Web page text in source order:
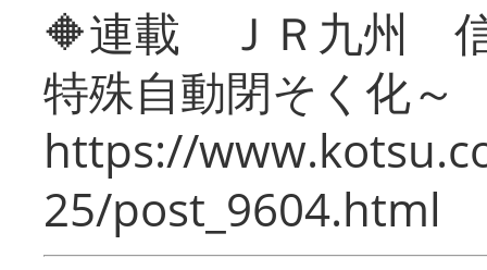
🔶連載 ＪＲ九州 信
特殊自動閉そく化～
https://
25/post_9604.html